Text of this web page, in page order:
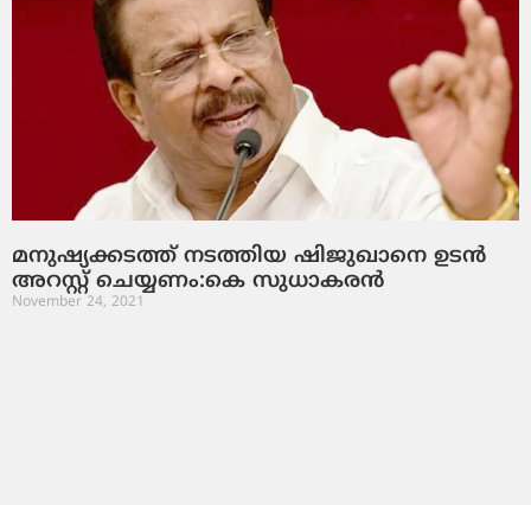
മനുഷ്യക്കടത്ത് നടത്തിയ ഷിജുഖാനെ ഉടന്‍
അറസ്റ്റ് ചെയ്യണം:കെ സുധാകരന്‍
November 24, 2021